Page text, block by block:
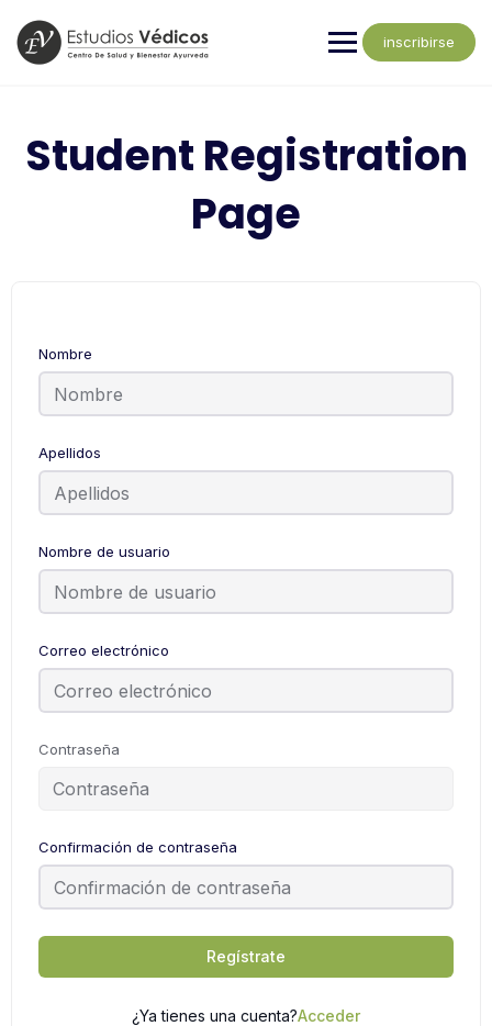
inscribirse
Student Registration
Page
Nombre
Apellidos
Nombre de usuario
Correo electrónico
Contraseña
Confirmación de contraseña
Regístrate
¿Ya tienes una cuenta?Acceder